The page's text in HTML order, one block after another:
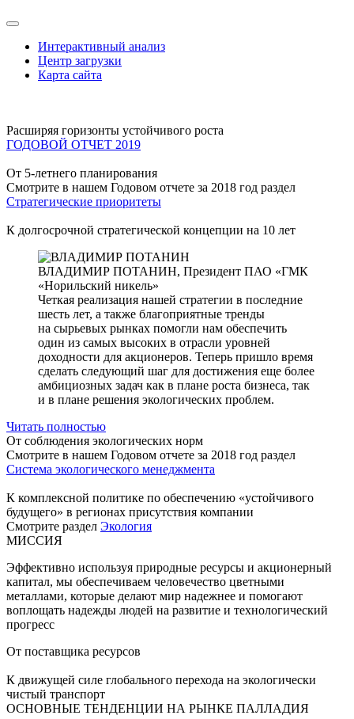
Интерактивный анализ
Центр загрузки
Карта сайта
Расширяя горизонты устойчивого роста
ГОДОВОЙ ОТЧЕТ 2019
От 5-летнего планирования
Смотрите в нашем Годовом отчете за 2018 год раздел
Стратегические приоритеты
К долгосрочной стратегической концепции на 10 лет
ВЛАДИМИР ПОТАНИН, Президент ПАО «ГМК
«Норильский никель»
Четкая реализация нашей стратегии в последние
шесть лет, а также благоприятные тренды
на сырьевых рынках помогли нам обеспечить
один из самых высоких в отрасли уровней
доходности для акционеров. Теперь пришло время
сделать следующий шаг для достижения еще более
амбициозных задач как в плане роста бизнеса, так
и в плане решения экологических проблем.
Читать полностью
От соблюдения экологических норм
Смотрите в нашем Годовом отчете за 2018 год раздел
Система экологического менеджмента
К комплексной политике по обеспечению «устойчивого
будущего» в регионах присутствия компании
Смотрите раздел Экология
МИССИЯ
Эффективно используя природные ресурсы и акционерный
капитал, мы обеспечиваем человечество цветными
металлами, которые делают мир надежнее и помогают
воплощать надежды людей на развитие и технологический
прогресс
От поставщика ресурсов
К движущей силе глобального перехода на экологически
чистый транспорт
ОСНОВНЫЕ ТЕНДЕНЦИИ НА РЫНКЕ ПАЛЛАДИЯ